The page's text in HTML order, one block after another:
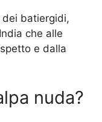
dei batiergidi,
che alle
e dalla
nuda?